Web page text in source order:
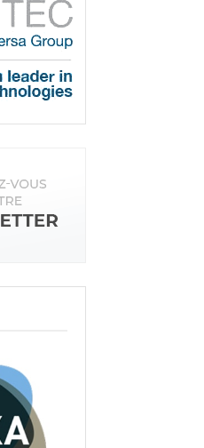
en France, devant
d’acquisition
pour le mois de mars
des
record sur la centrale de
de produire un total
seule journée, pour
à destination d’un